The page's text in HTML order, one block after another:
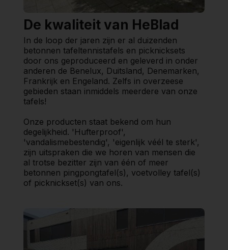
De kwaliteit van HeBlad
In de loop der jaren zijn er al duizenden
betonnen tafeltennistafels en picknicksets
door ons geproduceerd en geleverd in onder
anderen de Benelux, Duitsland, Denemarken,
Frankrijk en Engeland. Zelfs in overzeese
gebieden staan inmiddels meerdere van onze
tafels!
Onze producten staat bekend om hun
degelijkheid. 'Hufterproof',
'vandalismebestendig', 'eigenlijk véél te sterk',
zijn uitspraken die we horen van mensen die
al trotse bezitter zijn van één of meer
betonnen pingpongtafel(s), voetvolley tafel(s)
of picknickset(s) van ons.